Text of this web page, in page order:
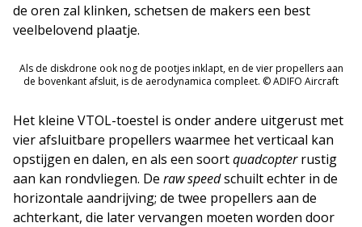
de oren zal klinken, schetsen de makers een best
veelbelovend plaatje.
Als de diskdrone ook nog de pootjes inklapt, en de vier propellers aan
de bovenkant afsluit, is de aerodynamica compleet. © ADIFO Aircraft
Het kleine VTOL-toestel is onder andere uitgerust met
vier afsluitbare propellers waarmee het verticaal kan
opstijgen en dalen, en als een soortquadcopterrustig
aan kan rondvliegen. De raw speedschuilt echter in de
horizontale aandrijving; de twee propellers aan de
achterkant, die later vervangen moeten worden door